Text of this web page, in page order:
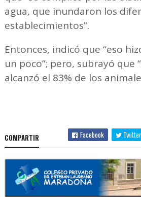
agua, que inundaron los
establecimientos”.
Entonces, indicó que “eso
un poco”; pero, subrayó que
alcanzó el 83% de los
COMPARTIR Facebook Twitter